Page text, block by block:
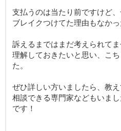
支払うのは当たり前ですけど
ブレイクつけてた理由もなか
訴えるまではまだ考えられて
理解しておきたいと思い、こ
た。
ぜひ詳しい方いましたら、教
相談できる専門家などもいま
です！